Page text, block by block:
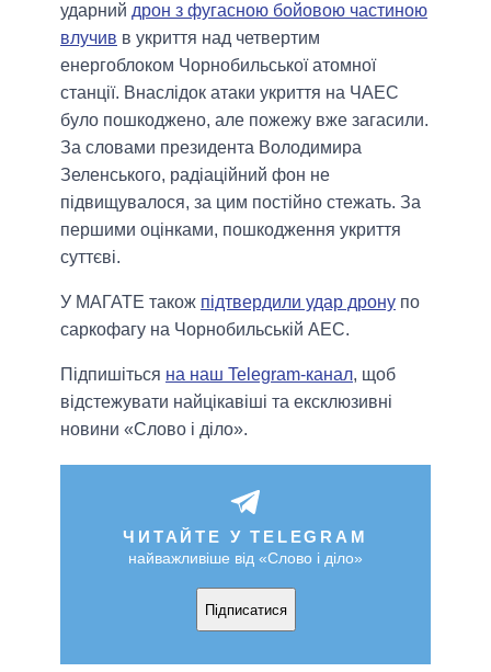
ударний дрон з фугасною бойовою частиною
влучив в укриття над четвертим
енергоблоком Чорнобильської атомної
станції. Внаслідок атаки укриття на ЧАЕС
було пошкоджено, але пожежу вже загасили.
За словами президента Володимира
Зеленського, радіаційний фон не
підвищувалося, за цим постійно стежать. За
першими оцінками, пошкодження укриття
суттєві.
У МАГАТЕ також підтвердили удар дрону по
саркофагу на Чорнобильській АЕС.
Підпишіться на наш Telegram-канал, щоб
відстежувати найцікавіші та ексклюзивні
новини «Слово і діло».
ЧИТАЙТЕ У TELEGRAM
найважливіше від «Слово і діло»
Підписатися